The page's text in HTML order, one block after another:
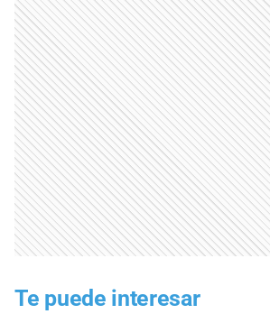
Te puede interesar